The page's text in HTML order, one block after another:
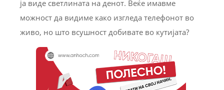
ја виде светлината на денот. Веќе имавме
можност да видиме како изгледа телефонот во
живо, но што всушност добивате во кутијата?